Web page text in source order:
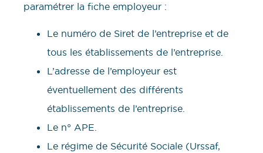
paramétrer la fiche employeur :
Le numéro de Siret de l’entreprise et de
tous les établissements de l’entreprise.
L’adresse de l’employeur est
éventuellement des différents
établissements de l’entreprise.
Le n° APE.
Le régime de Sécurité Sociale (Urssaf,